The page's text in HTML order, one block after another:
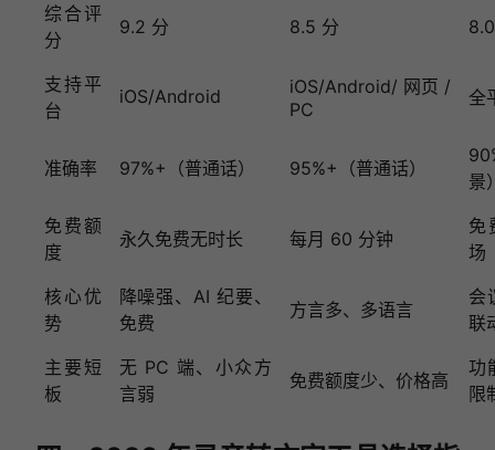
综合评
分
9.2 分 8.5 分
支持平
台
iOS/Android
iOS/Android/ 网页 /
PC
全
准确率 97%+（普通话） 95%+（普通话）
景
免费额
度
永久免费无时长 每月 60 分钟
免
场
核心优
势
降噪强、AI 纪要、
免费
方言多、多语言
会
联
主要短
板
无 PC 端、小众方
言弱
免费额度少、价格高
功
限